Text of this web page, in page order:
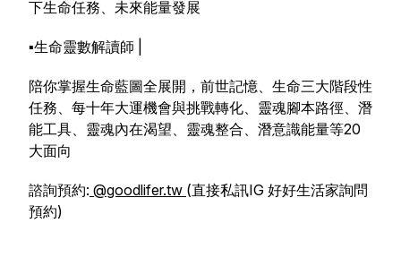
下生命任務、未來能量發展
▪️生命靈數解讀師 |
陪你掌握生命藍圖全展開，前世記憶、生命三大階段性
任務、每十年大運機會與挑戰轉化、靈魂腳本路徑、潛
能工具、靈魂內在渴望、靈魂整合、潛意識能量等20
大面向
諮詢預約: @goodlifer.tw (直接私訊IG 好好生活家詢問
預約)